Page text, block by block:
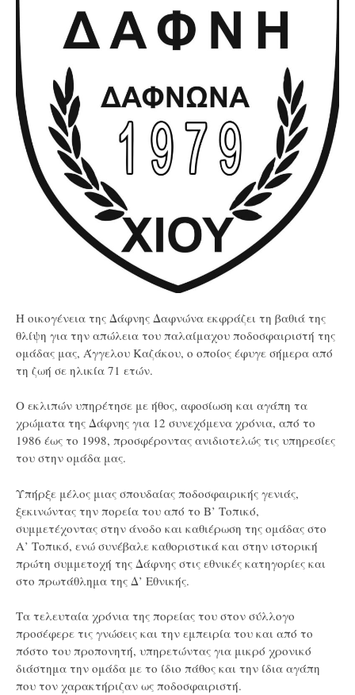
Η οικογένεια της Δάφνης Δαφνώνα εκφράζει τη βαθιά της
θλίψη για την απώλεια του παλαίμαχου ποδοσφαιριστή της
ομάδας μας, Άγγελου Καζάκου, ο οποίος έφυγε σήμερα από
τη ζωή σε ηλικία 71 ετών.
Ο εκλιπών υπηρέτησε με ήθος, αφοσίωση και αγάπη τα
χρώματα της Δάφνης για 12 συνεχόμενα χρόνια, από το
1986 έως το 1998, προσφέροντας ανιδιοτελώς τις υπηρεσίες
του στην ομάδα μας.
Υπήρξε μέλος μιας σπουδαίας ποδοσφαιρικής γενιάς,
ξεκινώντας την πορεία του από το Β’ Τοπικό,
συμμετέχοντας στην άνοδο και καθιέρωση της ομάδας στο
Α’ Τοπικό, ενώ συνέβαλε καθοριστικά και στην ιστορική
πρώτη συμμετοχή της Δάφνης στις εθνικές κατηγορίες και
στο πρωτάθλημα της Δ’ Εθνικής.
Τα τελευταία χρόνια της πορείας του στον σύλλογο
προσέφερε τις γνώσεις και την εμπειρία του και από το
πόστο του προπονητή, υπηρετώντας για μικρό χρονικό
διάστημα την ομάδα με το ίδιο πάθος και την ίδια αγάπη
που τον χαρακτήριζαν ως ποδοσφαιριστή.